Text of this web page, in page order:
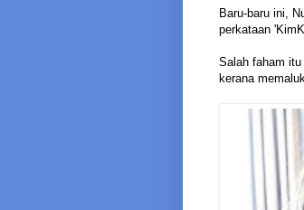
Baru-baru ini,
perkataan
Salah faham
kerana